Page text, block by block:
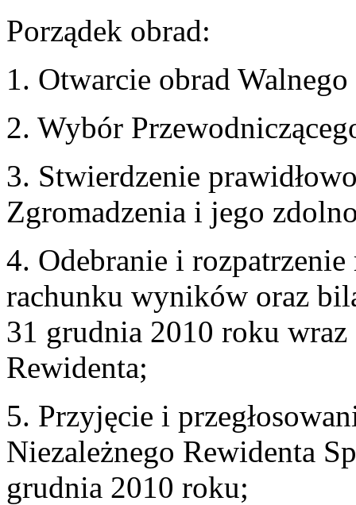
Porządek obrad:
1. Otwarcie obrad
2. Wybór
3. Stwierdzenie
Zgromadzenia i jego
4. Odebranie i
rachunku wyników oraz
31 grudnia 2010 roku
Rewidenta;
5. Przyjęcie i
Niezależnego Rewidenta
grudnia 2010 roku;